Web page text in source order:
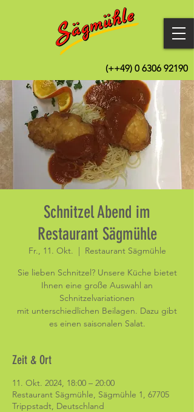
(++49) 0 6306 92190
Schnitzel Abend im
Restaurant Sägmühle
Fr., 11. Okt.
  |
Restaurant Sägmühle
Sie lieben Schnitzel? Unsere Küche bietet
Ihnen eine große Auswahl an
Schnitzelvariationen
mit unterschiedlichen Beilagen. Dazu gibt
es einen saisonalen Salat.
Zeit & Ort
11. Okt. 2024, 18:00 – 20:00
Restaurant Sägmühle, Sägmühle 1, 67705
Trippstadt, Deutschland